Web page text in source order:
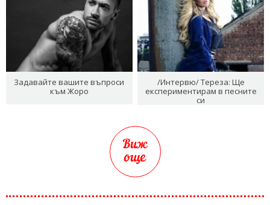
Задавайте вашите въпроси
към Жоро
/Интервю/ Тереза: Ще
експериментирам в песните
си
Виж
още